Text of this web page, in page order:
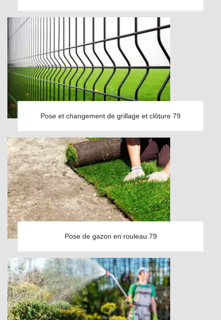
Pose et changement de grillage et clôture 79
Pose de gazon en rouleau 79